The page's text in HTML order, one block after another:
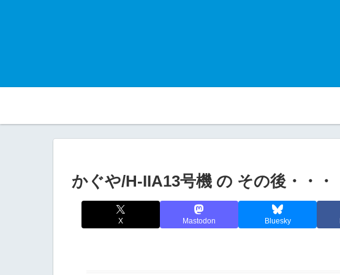
かぐや/H-IIA13号機 の その後・・・
X Mastodon Bluesky